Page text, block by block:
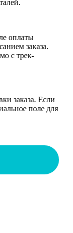
оплаты
заказа.
с трек-
заказа. Если
поле для